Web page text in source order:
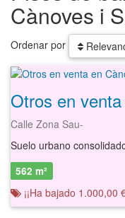
Cànoves i
Ordenar por
Calle Zona Sau-
562 m²
¡¡Ha bajado 1.000,00